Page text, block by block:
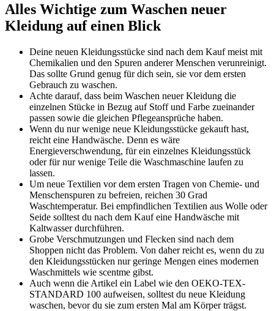
Alles Wichtige zum Waschen neuer
Kleidung auf einen Blick
Deine neuen Kleidungsstücke sind nach dem Kauf meist mit
Chemikalien und den Spuren anderer Menschen verunreinigt.
Das sollte Grund genug für dich sein, sie vor dem ersten
Gebrauch zu waschen.
Achte darauf, dass beim Waschen neuer Kleidung die
einzelnen Stücke in Bezug auf Stoff und Farbe zueinander
passen sowie die gleichen Pflegeansprüche haben.
Wenn du nur wenige neue Kleidungsstücke gekauft hast,
reicht eine Handwäsche. Denn es wäre
Energieverschwendung, für ein einzelnes Kleidungsstück
oder für nur wenige Teile die Waschmaschine laufen zu
lassen.
Um neue Textilien vor dem ersten Tragen von Chemie- und
Menschenspuren zu befreien, reichen 30 Grad
Waschtemperatur. Bei empfindlichen Textilien aus Wolle oder
Seide solltest du nach dem Kauf eine Handwäsche mit
Kaltwasser durchführen.
Grobe Verschmutzungen und Flecken sind nach dem
Shoppen nicht das Problem. Von daher reicht es, wenn du zu
den Kleidungsstücken nur geringe Mengen eines modernen
Waschmittels wie scentme gibst.
Auch wenn die Artikel ein Label wie den OEKO-TEX-
STANDARD 100 aufweisen, solltest du neue Kleidung
waschen, bevor du sie zum ersten Mal am Körper trägst.